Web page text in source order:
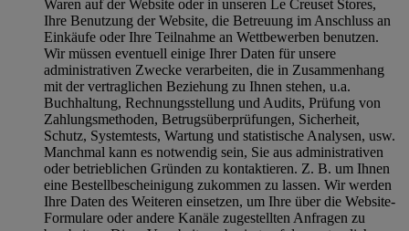
Waren auf der Website oder in unseren Le Creuset Stores,
Ihre Benutzung der Website, die Betreuung im Anschluss an
Einkäufe oder Ihre Teilnahme an Wettbewerben benutzen.
Wir müssen eventuell einige Ihrer Daten für unsere
administrativen Zwecke verarbeiten, die in Zusammenhang
mit der vertraglichen Beziehung zu Ihnen stehen, u.a.
Buchhaltung, Rechnungsstellung und Audits, Prüfung von
Zahlungsmethoden, Betrugsüberprüfungen, Sicherheit,
Schutz, Systemtests, Wartung und statistische Analysen, usw.
Manchmal kann es notwendig sein, Sie aus administrativen
oder betrieblichen Gründen zu kontaktieren. Z. B. um Ihnen
eine Bestellbescheinigung zukommen zu lassen. Wir werden
Ihre Daten des Weiteren einsetzen, um Ihre über die Website-
Formulare oder andere Kanäle zugestellten Anfragen zu